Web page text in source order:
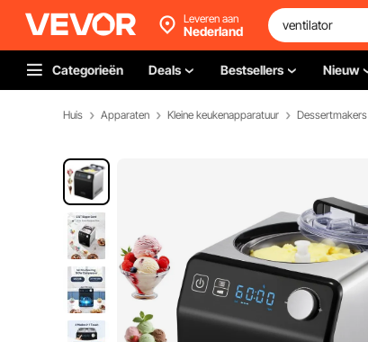
Leveren aan
Nederland
Categorieën Deals Bestsellers Nieuw
Huis Apparaten Kleine keukenapparatuur Dessertmakers